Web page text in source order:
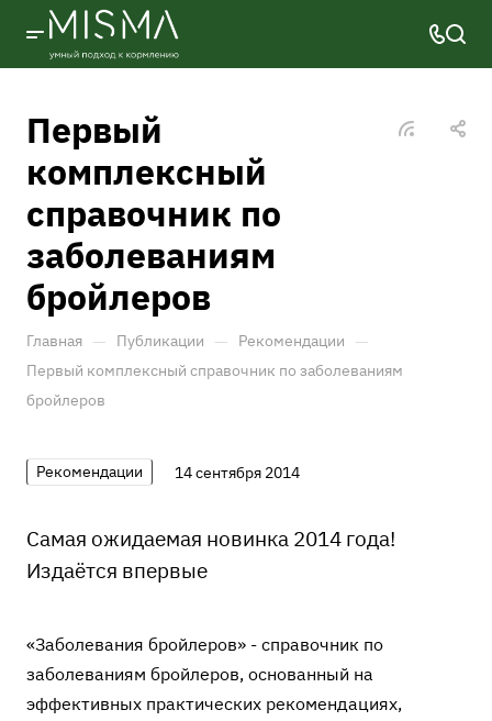
Первый
комплексный
справочник по
заболеваниям
бройлеров
Главная — Публикации — Рекомендации —
Первый комплексный справочник по заболеваниям
бройлеров
Рекомендации 14 сентября 2014
Самая ожидаемая новинка 2014 года!
Издаётся впервые
«Заболевания бройлеров» - справочник по
заболеваниям бройлеров, основанный на
эффективных практических рекомендациях,